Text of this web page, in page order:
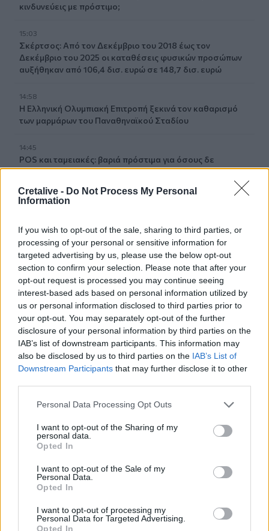
Cretalive - Do Not Process My Personal
Information
If you wish to opt-out of the sale, sharing to third parties, or
processing of your personal or sensitive information for
targeted advertising by us, please use the below opt-out
section to confirm your selection. Please note that after your
opt-out request is processed you may continue seeing
interest-based ads based on personal information utilized by
us or personal information disclosed to third parties prior to
your opt-out. You may separately opt-out of the further
disclosure of your personal information by third parties on the
IAB’s list of downstream participants. This information may
also be disclosed by us to third parties on the IAB’s List of
Downstream Participants that may further disclose it to other
Personal Data Processing Opt Outs
I want to opt-out of the Sharing of my
personal data.
Opted In
I want to opt-out of the Sale of my
Personal Data.
Opted In
I want to opt-out of processing my
Personal Data for Targeted Advertising.
Opted In
κινδυνεύεις με πρόστιμο;
15:03
Σκέρτσος: Από τον Δεκέμβριο του 2018 έως τον
Δεκέμβριο του 2025 οι καταθέσεις φυσικών προσώπων
αυξήθηκαν από 106,4 δισ. ευρώ σε 148,7 δισ. ευρώ
14:58
Η Ελληνική Ολυμπιακή Επιτροπή ξεκινά τον καθαρισμό
των μαρμάρων του Παναθηναϊκού Σταδίου
14:45
POS και ταμειακές: βαριά πρόστιμα για όσους δε
συμμορφώνονται
14:39
14:17
Θ. Κοντογεώργης: Προεκλογική αλλά όχι παροχολογική η
ΔΕΘ
Άντριου: Μυστικό σχέδιο για βασιλική κηδεία όταν
πεθάνει, παρά την αποκαθήλωση
13:53
Σε ετοιμότητα η πυροσβεστική στη Λέσβο
Κρήτη: Και την Δευτέρα (10/08) πολύ υψηλός ο κίνδυνος
Σκιάθος: Ανήλικος κατήγγειλε 17χρονο για βιασμό
«Kinda chic»: Ποιο είναι το νέο τρεντ της Gen Z που έχει